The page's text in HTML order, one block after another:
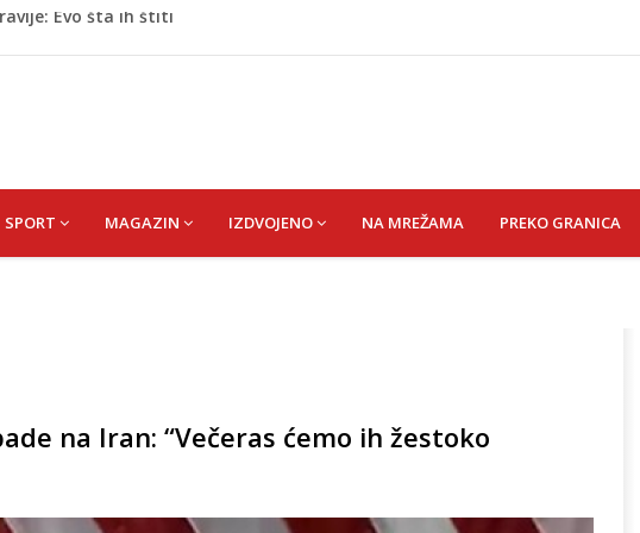
Uhapšen na granici
razočarao navijače iz BiH
Evo šta ih štiti
SPORT MAGAZIN IZDVOJENO NA MREŽAMA PREKO GRANICA
na Iran: “Večeras ćemo ih žestoko